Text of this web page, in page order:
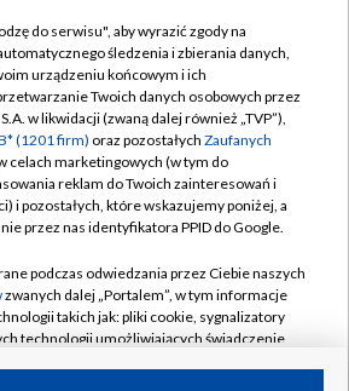
TVP
TVP
Cyfrowa
Regulamin TVP
prywatności
Moje zgody
Pomoc
Kontakt
Kanały
do serwisu", aby wyrazić zgody na
śledzenia i zbierania danych,
urządzeniu końcowym i ich
Twoich danych osobowych przez
w likwidacji (zwaną dalej również „TVP”),
(1201 firm) oraz pozostałych Zaufanych
celach marketingowych (w tym do
reklam do Twoich zainteresowań i
i pozostałych, które wskazujemy poniżej, a
przez nas identyfikatora PPID do Google.
podczas odwiedzania przez Ciebie naszych
zwanych dalej „Portalem”, w tym informacje
takich jak: pliki cookie, sygnalizatory
technologii umożliwiających świadczenie